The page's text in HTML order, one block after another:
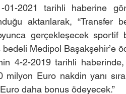
01-2021 tarihli haberine
aktarılarak, “Transfer
gerçekleşecek sportif
Medipol Başakşehir’e
4-2-2019 tarihli haberinde,
milyon Euro nakdin yanı
daha bonus ödeyecek.”